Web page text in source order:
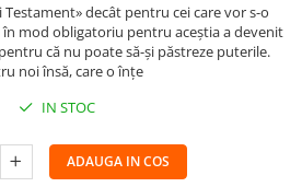
Testament» decât pentru cei care vor s-o
în mod obligatoriu pentru aceștia a devenit
că nu poate să-și păstreze puterile.
noi însă, care o înțe
IN STOC
ADAUGA IN COS